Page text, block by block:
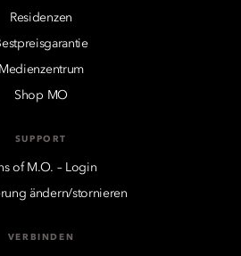
Residenzen
Medienzentrum
Shop MO
SUPPORT
of M.O. – Login
ändern/stornieren
VERBINDEN